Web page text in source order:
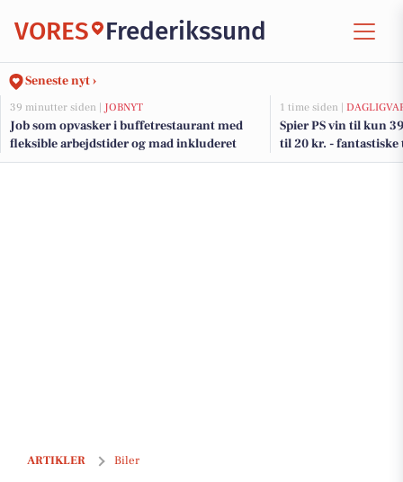
VORES Frederikssund
Seneste nyt ›
39 minutter siden | JOBNYT
Job som opvasker i buffetrestaurant med
fleksible arbejdstider og mad inkluderet
1 time siden |
Spier PS vin til kun
til 20 kr. -
ARTIKLER Biler
De dyreste biler i Frederikssund - Pris op til 579.495 kr!